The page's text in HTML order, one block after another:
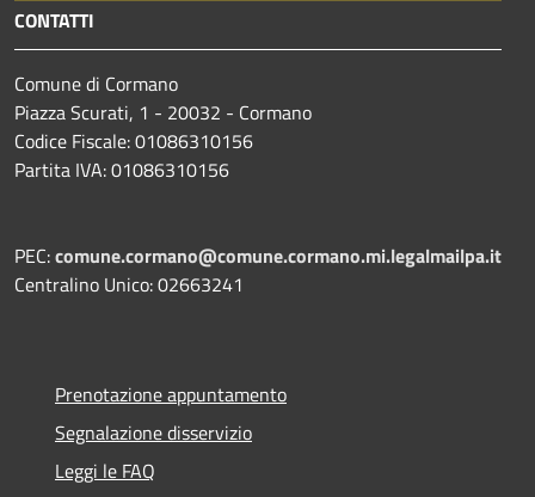
CONTATTI
Comune di Cormano
Piazza Scurati, 1 - 20032 - Cormano
Codice Fiscale: 01086310156
Partita IVA: 01086310156
PEC:comune.cormano@comune.cormano.mi.legalmailpa.it
Centralino Unico: 02663241
Prenotazione appuntamento
Segnalazione disservizio
Leggi le FAQ